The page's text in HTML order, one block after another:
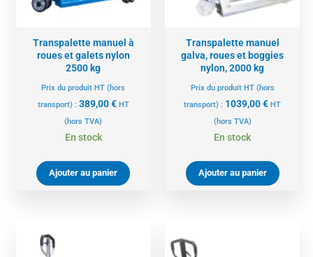
Transpalette manuel à
roues et galets nylon
2500 kg
Prix du produit HT (hors
transport) : 389,00€ HT
(hors TVA)
En stock
Ajouter au panier
Transpalette manuel
galva, roues et boggies
nylon, 2000 kg
Prix du produit HT (hors
transport) : 1039,00€ HT
(hors TVA)
En stock
Ajouter au panier